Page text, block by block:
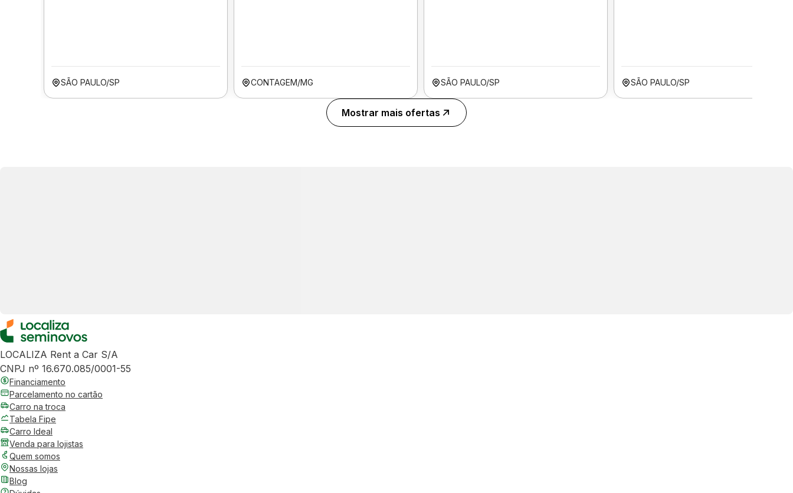
SÃO PAULO/SP CONTAGEM/MG SÃO PAULO/SP SÃO PAULO/SP
Mostrar mais ofertas
LOCALIZA Rent a Car S/A
CNPJ nº 16.670.085/0001-55
Financiamento
Parcelamento no cartão
Carro na troca
Tabela Fipe
Carro Ideal
Venda para lojistas
Quem somos
Nossas lojas
Blog